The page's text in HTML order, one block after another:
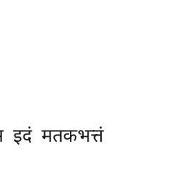
इदं मतकभत्तं